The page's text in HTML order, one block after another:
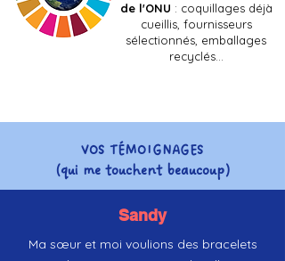
de l'ONU : coquillages déjà
cueillis, fournisseurs
sélectionnés, emballages
recyclés...
VOS TÉMOIGNAGES
(qui me touchent beaucoup)
Sandy
Ma sœur et moi voulions des bracelets